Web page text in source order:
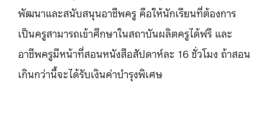
พัฒนาและสนับสนุนอาชีพครู คือให้นักเรียนที่ต้องการ
เป็นครูสามารถเข้าศึกษาในสถาบันผลิตครูได้ฟรี และ
อาชีพครูมีหน้าที่สอนหนังสือสัปดาห์ละ 16 ชั่วโมง ถ้าสอน
เกินกว่านี้จะได้รับเงินค่าบำรุงพิเศษ